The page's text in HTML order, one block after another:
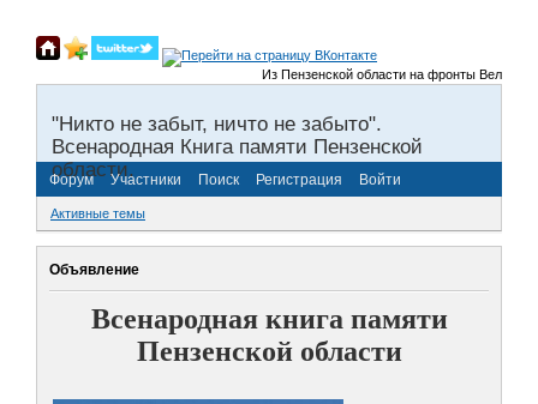
Из Пензенской области на фронты Великой
"Никто не забыт, ничто не забыто".
Всенародная Книга памяти Пензенской
области.
Форум Участники Поиск Регистрация Войти
Активные темы
Объявление
Всенародная книга памяти
Пензенской области